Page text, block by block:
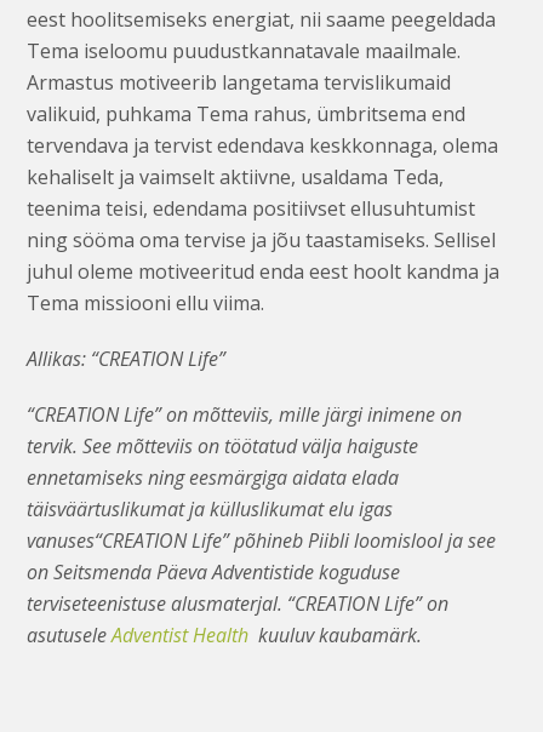
eest hoolitsemiseks energiat, nii saame peegeldada
Tema iseloomu puudustkannatavale maailmale.
Armastus motiveerib langetama tervislikumaid
valikuid, puhkama Tema rahus, ümbritsema end
tervendava ja tervist edendava keskkonnaga, olema
kehaliselt ja vaimselt aktiivne, usaldama Teda,
teenima teisi, edendama positiivset ellusuhtumist
ning sööma oma tervise ja jõu taastamiseks. Sellisel
juhul oleme motiveeritud enda eest hoolt kandma ja
Tema missiooni ellu viima.
Allikas: “CREATION Life”
“CREATION Life” on mõtteviis, mille järgi inimene on
tervik. See mõtteviis on töötatud välja haiguste
ennetamiseks ning eesmärgiga aidata elada
täisväärtuslikumat ja külluslikumat elu igas
vanuses“CREATION Life” põhineb Piibli loomislool ja see
on Seitsmenda Päeva Adventistide koguduse
terviseteenistuse alusmaterjal. “CREATION Life” on
asutuseleAdventist Health kuuluv kaubamärk.